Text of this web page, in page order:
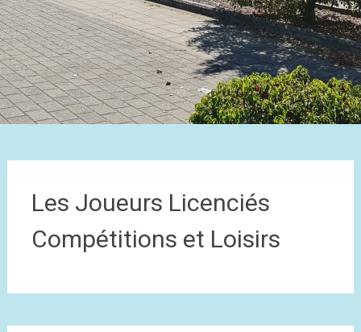
Les Joueurs Licenciés
Compétitions et Loisirs